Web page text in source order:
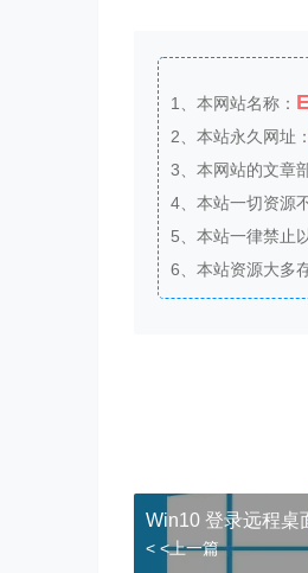
1、本网站名称：
2、本站永久网址：
3、本网站的文章
4、本站一切资源
5、本站一律禁止
6、本站资源大多
Win10 登录远程桌
< <上一篇